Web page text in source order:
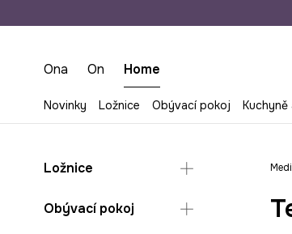
Ona On Home
Novinky Ložnice Obývací pokoj Kuchyně
Ložnice
Deky a plédy do ložnice
Obývací pokoj